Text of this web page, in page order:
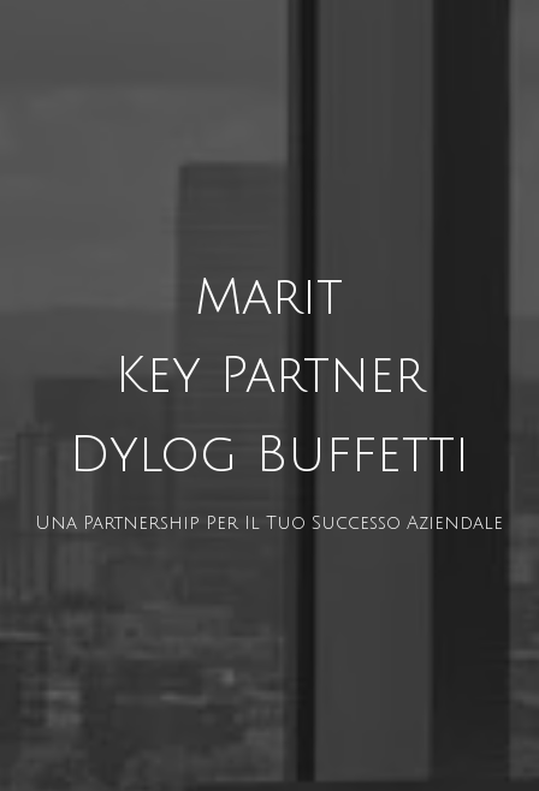
Marit
Key Partner
Dylog Buffetti
Una Partnership Per Il Tuo Successo Aziendale